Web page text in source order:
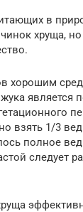
в
хруща,
хорошим
является
взять 1/3
полное
следует